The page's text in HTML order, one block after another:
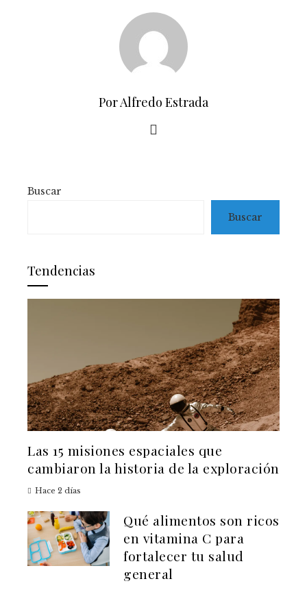
Por Alfredo Estrada
Buscar
Buscar
Tendencias
Las 15 misiones espaciales que
cambiaron la historia de la exploración
Hace 2 días
Qué alimentos son ricos
en vitamina C para
fortalecer tu salud
general